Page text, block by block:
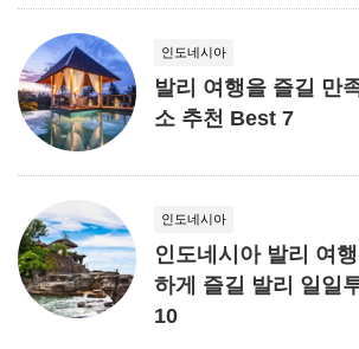
인도네시아
발리 여행을 즐길 만
소 추천 Best 7
인도네시아
인도네시아 발리 여
하게 즐길 발리 일일
10